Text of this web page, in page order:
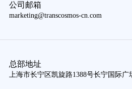
公司邮箱
marketing@transcosmos-cn.com
总部地址
上海市长宁区凯旋路1388号长宁国际广